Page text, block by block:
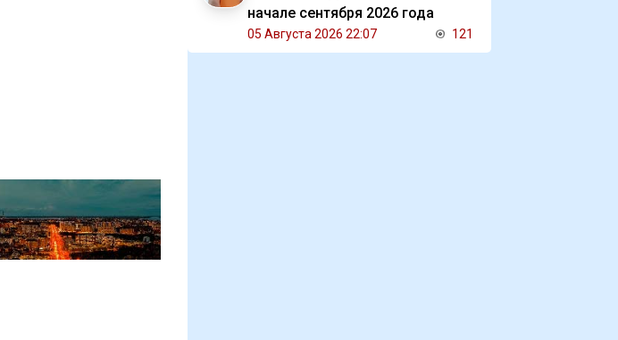
начале сентября 2026 года
05 Августа 2026 22:07 121